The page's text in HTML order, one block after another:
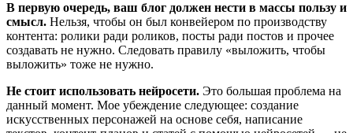
В первую очередь, ваш блог должен нести в массы пользу и
смысл. Нельзя, чтобы он был конвейером по производству
контента: ролики ради роликов, посты ради постов и прочее
создавать не нужно. Следовать правилу «выложить, чтобы
выложить» тоже не нужно.
Не стоит использовать нейросети. Это большая проблема на
данный момент. Мое убеждение следующее: создание
искусственных персонажей на основе себя, написание